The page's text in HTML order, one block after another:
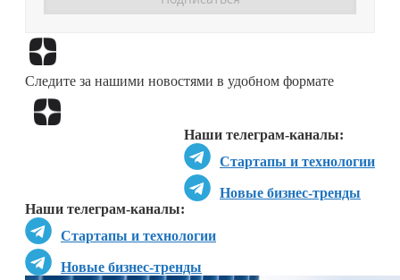
Следите за нашими новостями в удобном формате
Наши телеграм-каналы:
Стартапы и технологии
Новые бизнес-тренды
Наши телеграм-каналы:
Стартапы и технологии
Новые бизнес-тренды